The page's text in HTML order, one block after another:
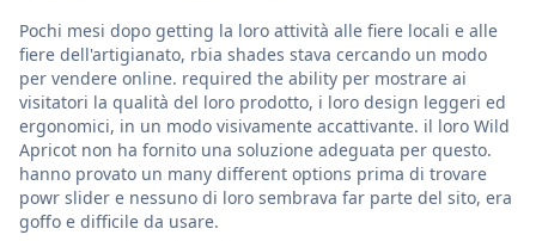
Pochi mesi dopo getting la loro attività alle fiere locali e alle
fiere dell'artigianato, rbia shades stava cercando un modo
per vendere online. required the ability per mostrare ai
visitatori la qualità del loro prodotto, i loro design leggeri ed
ergonomici, in un modo visivamente accattivante. il loro Wild
Apricot non ha fornito una soluzione adeguata per questo.
hanno provato un many different options prima di trovare
powr slider e nessuno di loro sembrava far parte del sito, era
goffo e difficile da usare.